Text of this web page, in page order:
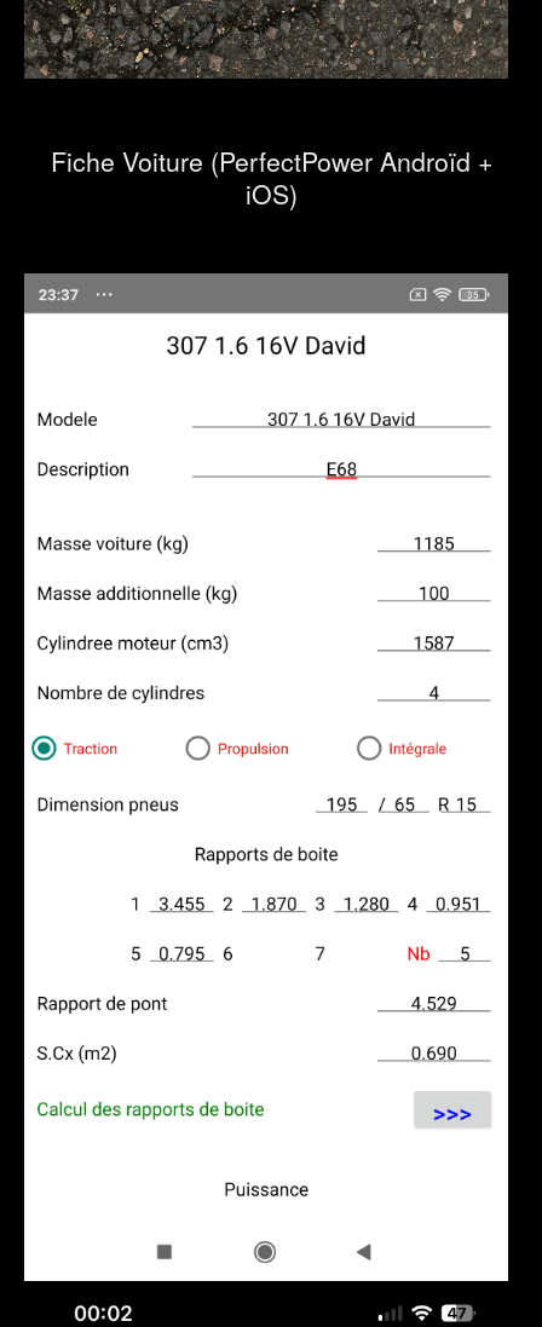
Fiche Voiture (PerfectPower Androïd +
iOS)